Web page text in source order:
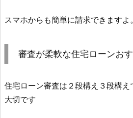
スマホからも簡単に請求できますよ。
審査が柔軟な住宅ローンお
住宅ローン審査は２段構え３段構
大切です